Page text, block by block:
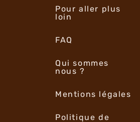
Pour aller plus
loin
FAQ
Qui sommes
nous ?
Mentions légales
Politique de